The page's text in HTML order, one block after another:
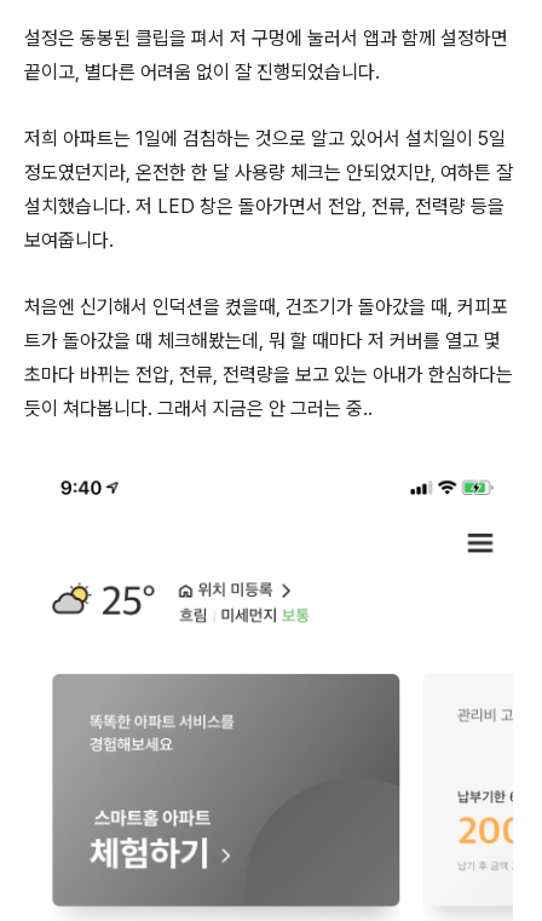
설정은 동봉된 클립을 펴서 저 구멍에 눌러서 앱과 함께 설정하면
끝이고, 별다른 어려움 없이 잘 진행되었습니다.
저희 아파트는 1일에 검침하는 것으로 알고 있어서 설치일이 5일
정도였던지라, 온전한 한 달 사용량 체크는 안되었지만, 여하튼 잘
설치했습니다. 저 LED 창은 돌아가면서 전압, 전류, 전력량 등을
보여줍니다.
처음엔 신기해서 인덕션을 켰을때, 건조기가 돌아갔을 때, 커피포
트가 돌아갔을 때 체크해봤는데, 뭐 할 때마다 저 커버를 열고 몇
초마다 바뀌는 전압, 전류, 전력량을 보고 있는 아내가 한심하다는
듯이 쳐다봅니다. 그래서 지금은 안 그러는 중..